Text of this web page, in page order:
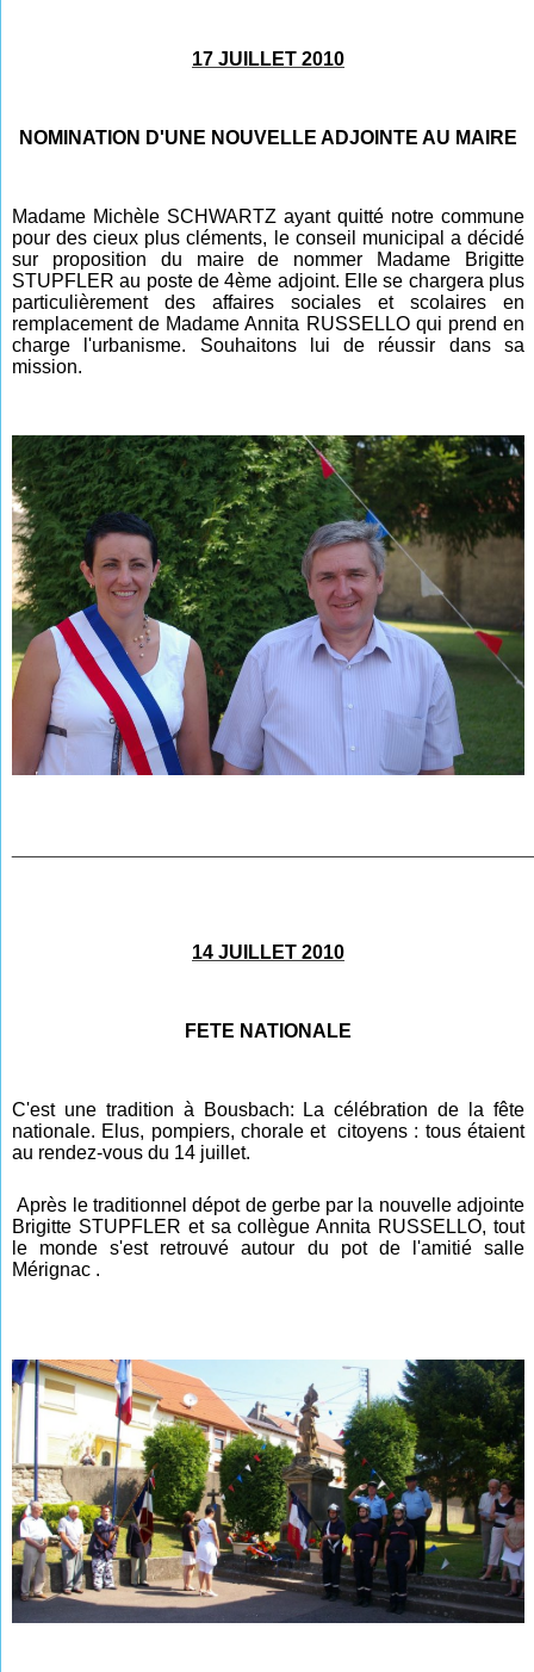
17 JUILLET 2010
NOMINATION D'UNE NOUVELLE ADJOINTE AU MAIRE
Madame Michèle SCHWARTZ ayant quitté notre commune
pour des cieux plus cléments, le conseil municipal a décidé
sur proposition du maire de nommer Madame Brigitte
STUPFLER au poste de 4ème adjoint. Elle se chargera plus
particulièrement des affaires sociales et scolaires en
remplacement de Madame Annita RUSSELLO qui prend en
charge l'urbanisme. Souhaitons lui de réussir dans sa
mission.
14 JUILLET 2010
FETE NATIONALE
C'est une tradition à Bousbach: La célébration de la fête
nationale. Elus, pompiers, chorale et citoyens : tous étaient
au rendez-vous du 14 juillet.
Après le traditionnel dépot de gerbe par la nouvelle adjointe
Brigitte STUPFLER et sa collègue Annita RUSSELLO, tout
le monde s'est retrouvé autour du pot de l'amitié salle
Mérignac .